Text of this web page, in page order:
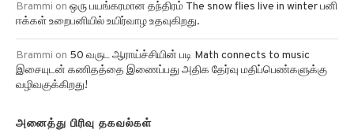
ஈக்கள் உறைபனியில் உயிர்வாழ உதவுகிறது.
Brammion50 வருட ஆராய்ச்சியின் படி Math connects to music
இசையுடன் கணிதத்தை இணைப்பது அதிக தேர்வு மதிப்பெண்களுக்கு
வழிவகுக்கிறது!